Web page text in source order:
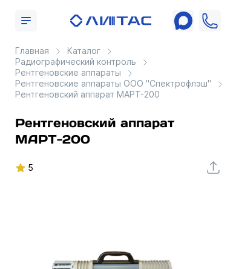
Главная
Каталог
Радиографический контроль
Рентгеновские аппараты
Рентгеновские аппараты ООО "Спектрофлэш"
Рентгеновский аппарат МАРТ-200
Рентгеновский аппарат
МАРТ-200
5